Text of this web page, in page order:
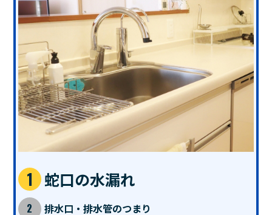
蛇口の水漏れ
排水口・排水管のつまり